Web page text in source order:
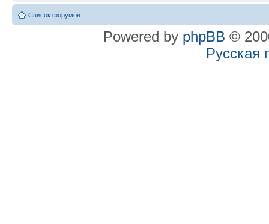
Список форумов
Powered by phpBB ©
Русская